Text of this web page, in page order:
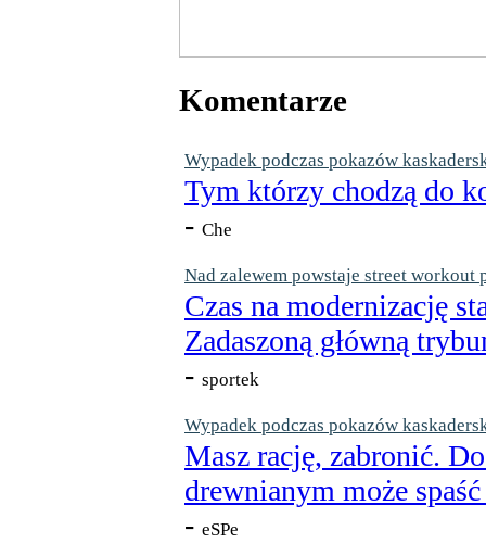
Komentarze
Wypadek podczas pokazów
Tym którzy chodzą do
- Che
Nad zalewem powstaje street workout
Czas na modernizację
Zadaszoną główną
- sportek
Wypadek podczas pokazów
Masz rację, zabronić.
drewnianym może
- eSPe